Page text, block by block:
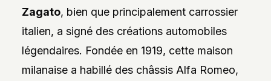
Zagato, bien que principalement carrossier
italien, a signé des créations automobiles
légendaires. Fondée en 1919, cette maison
milanaise a habillé des châssis Alfa Romeo,